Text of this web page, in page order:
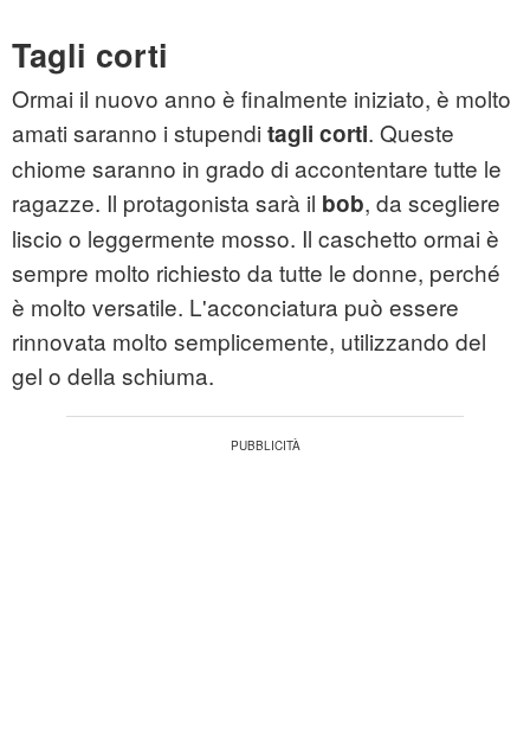
Tagli corti
Ormai il nuovo anno è finalmente iniziato, è molto
amati saranno i stupendi tagli corti. Queste
chiome saranno in grado di accontentare tutte le
ragazze. Il protagonista sarà il bob, da scegliere
liscio o leggermente mosso. Il caschetto ormai è
sempre molto richiesto da tutte le donne, perché
è molto versatile. L'acconciatura può essere
rinnovata molto semplicemente, utilizzando del
gel o della schiuma.